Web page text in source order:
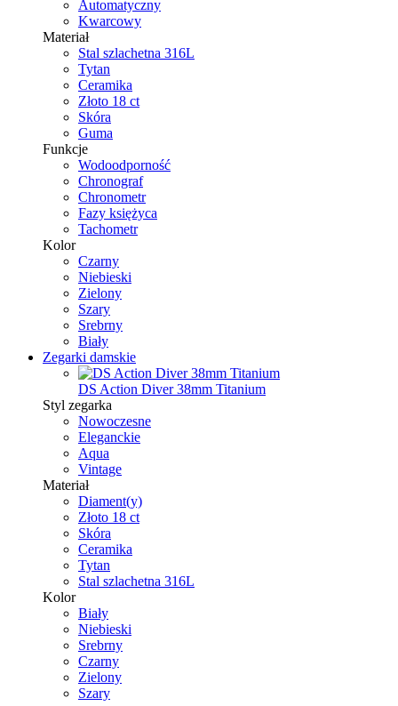
Automatyczny
Kwarcowy
Materiał
Stal szlachetna 316L
Tytan
Ceramika
Złoto 18 ct
Skóra
Guma
Funkcje
Wodoodporność
Chronograf
Chronometr
Fazy księżyca
Tachometr
Kolor
Czarny
Niebieski
Zielony
Szary
Srebrny
Biały
Zegarki damskie
DS Action Diver 38mm Titanium
Styl zegarka
Nowoczesne
Eleganckie
Aqua
Vintage
Materiał
Diament(y)
Złoto 18 ct
Skóra
Ceramika
Tytan
Stal szlachetna 316L
Kolor
Biały
Niebieski
Srebrny
Czarny
Zielony
Szary